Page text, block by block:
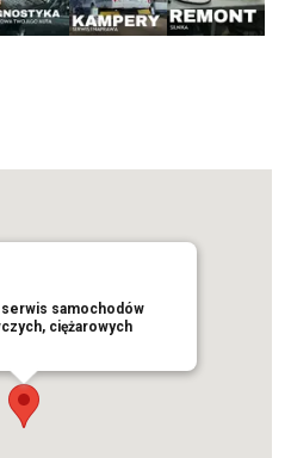
samochodów
ciężarowych